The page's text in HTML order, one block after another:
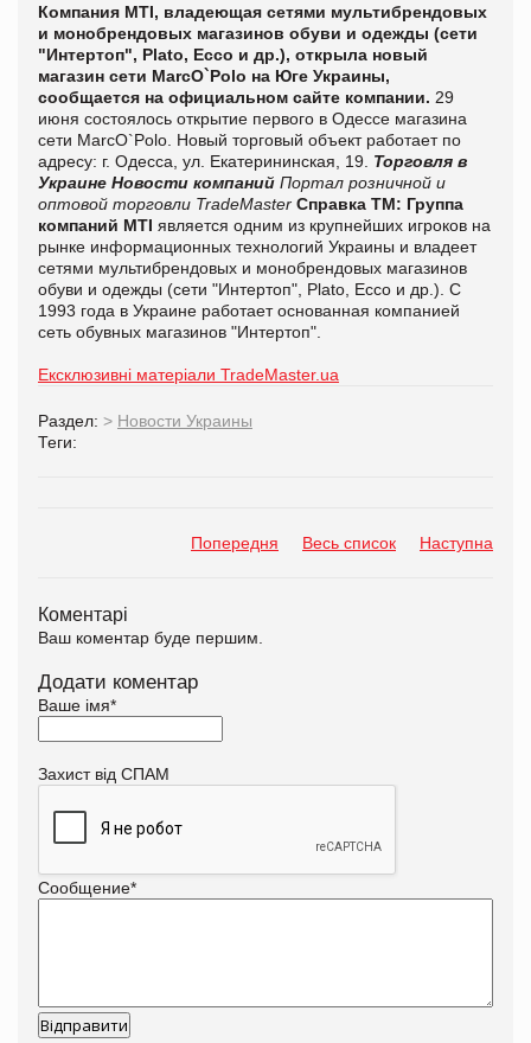
Компания МТI, владеющая сетями мультибрендовых
и монобрендовых магазинов обуви и одежды (сети
"Интертоп", Plato, Ecco и др.), открыла новый
магазин сети MarcO`Polo на Юге Украины,
сообщается на официальном сайте компании. 29
июня состоялось открытие первого в Одессе магазина
сети MarcO`Polo. Новый торговый объект работает по
адресу: г. Одесса, ул. Екатерининская, 19. Торговля в
Украине Новости компаний Портал розничной и
оптовой торговли TradeMaster Справка ТМ: Группа
компаний MTI является одним из крупнейших игроков на
рынке информационных технологий Украины и владеет
сетями мультибрендовых и монобрендовых магазинов
обуви и одежды (сети "Интертоп", Plato, Ecco и др.). С
1993 года в Украине работает основанная компанией
сеть обувных магазинов "Интертоп".
Ексклюзивні матеріали TradeMaster.ua
Раздел: > Новости Украины
Теги:
Попередня Весь список Наступна
Коментарі
Ваш коментар буде першим.
Додати коментар
Ваше імя*
Захист від СПАМ
Сообщение*